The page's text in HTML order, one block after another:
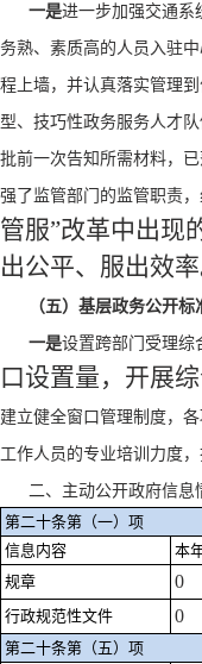
一是进一步加强交通系
务熟、素质高的人员入驻中
程上墙，并认真落实管理到
型、技巧性政务服务人才队
批前一次告知所需材料，
强了监管部门的监管职责
管服”改革中出现
出公平、服出效率
（五）基层政务公开
一是设置跨部门受理综
口设置量，开展
建立健全窗口管理制度，
工作人员的专业培训力度
二、主动公开政府信息
第二十条第（一）项
信息内容
本
规章
0
行政规范性文件 0
第二十条第（五）项